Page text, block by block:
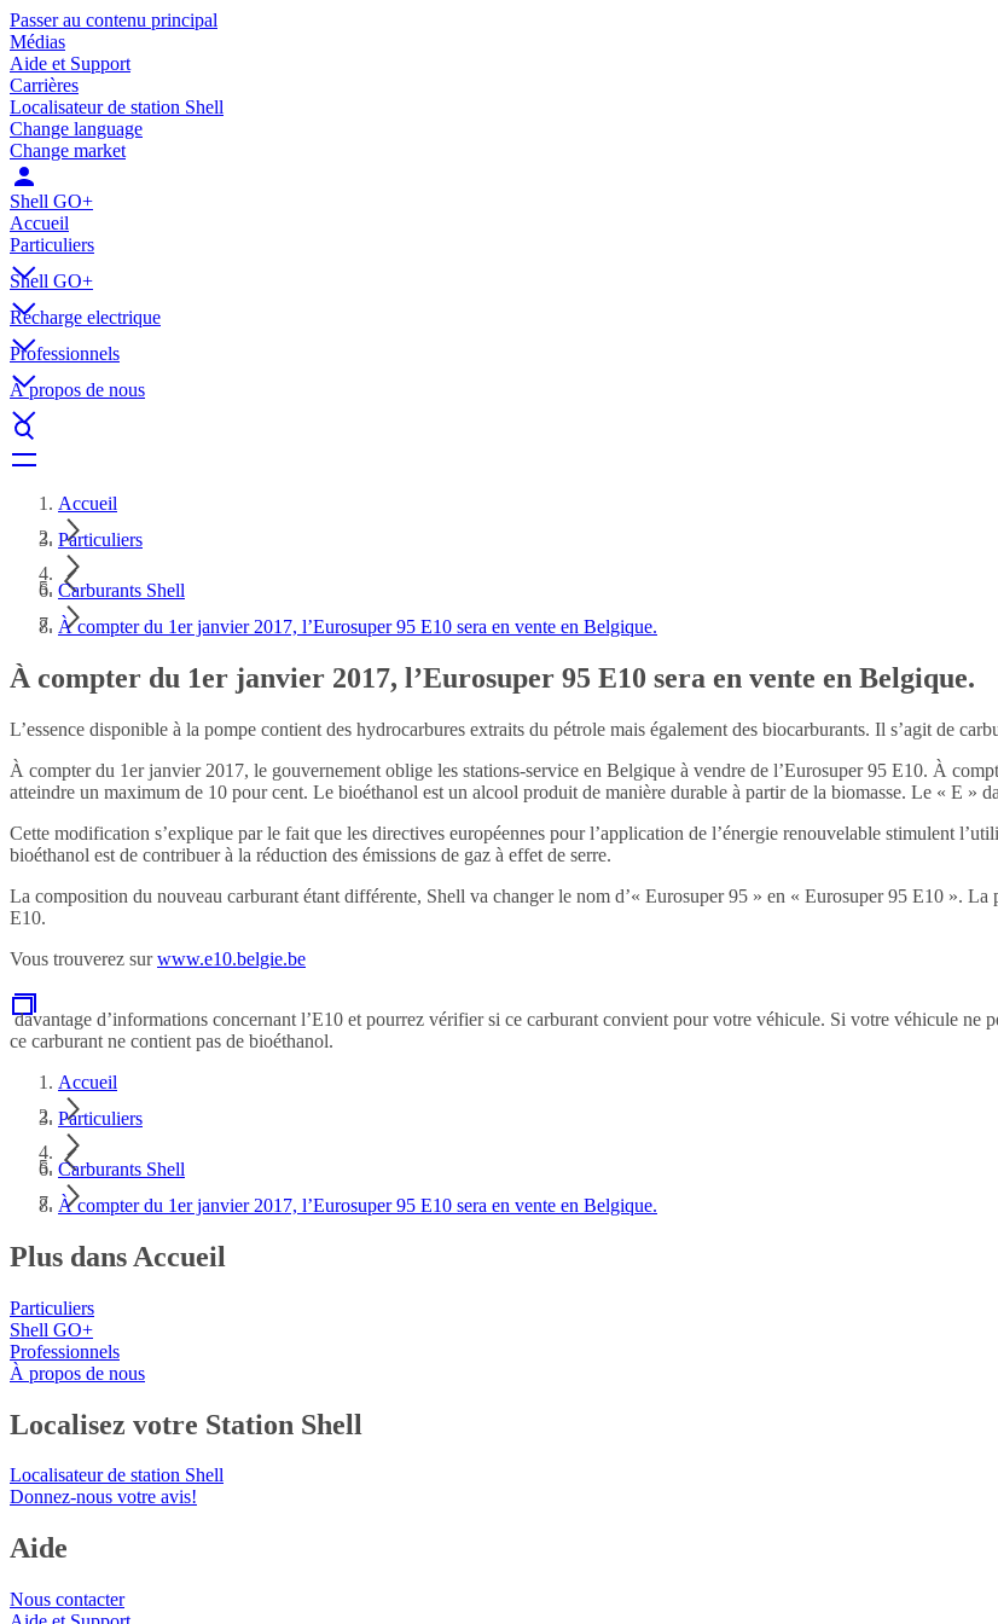
Passer au contenu principal
Médias
Aide et Support
Carrières
Localisateur de station Shell
Change language
Change market
Shell GO+
Accueil
Particuliers
Shell GO+
Récharge electrique
Professionnels
À propos de nous
Accueil
Particuliers
Carburants Shell
À compter du 1er janvier 2017, l’Eurosuper 95 E10 sera en vente en Belgique.
À compter du 1er janvier 2017, l’Eurosuper 95 E10 sera en vente en Belgique.
L’essence disponible à la pompe contient des hydrocarbures extraits du pétrole mais également des biocarburants. Il s’agit de
À compter du 1er janvier 2017, le gouvernement oblige les stations-service en Belgique à vendre de l’Eurosuper 95 E10. À
atteindre un maximum de 10 pour cent. Le bioéthanol est un alcool produit de manière durable à partir de la biomasse. Le « E »
Cette modification s’explique par le fait que les directives européennes pour l’application de l’énergie renouvelable stimulent
bioéthanol est de contribuer à la réduction des émissions de gaz à effet de serre.
La composition du nouveau carburant étant différente, Shell va changer le nom d’« Eurosuper 95 » en « Eurosuper 95 E10 ».
E10.
Vous trouverez surwww.e10.belgie.be
davantage d’informations concernant l’E10 et pourrez vérifier si ce carburant convient pour votre véhicule. Si votre véhicule
ce carburant ne contient pas de bioéthanol.
Accueil
Particuliers
Carburants Shell
À compter du 1er janvier 2017, l’Eurosuper 95 E10 sera en vente en Belgique.
Plus dans Accueil
Particuliers
Shell GO+
Professionnels
À propos de nous
Localisez votre Station Shell
Localisateur de station Shell
Donnez-nous votre avis!
Aide
Nous contacter